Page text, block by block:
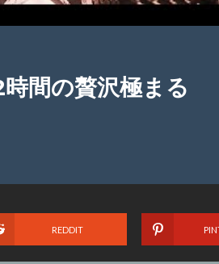
間の贅沢極まる
REDDIT